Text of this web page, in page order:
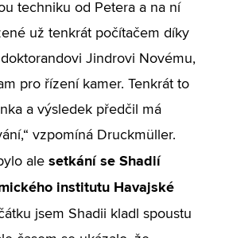
techniku od Petera a na ní
už tenkrát počítačem díky
Jindrovi Novému,
pro řízení kamer. Tenkrát to
a výsledek předčil má
vzpomíná Druckmüller.
ale setkání se Shadií
institutu Havajské
jsem Shadii kladl spoustu